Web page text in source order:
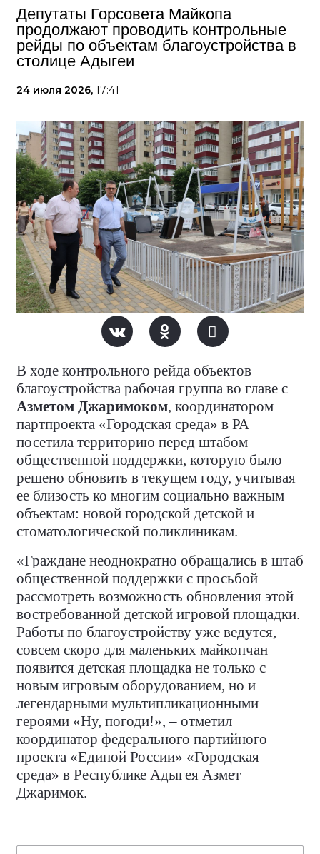
Депутаты Горсовета Майкопа
продолжают проводить контрольные
рейды по объектам благоустройства в
столице Адыгеи
24 июля 2026, 17:41
В ходе контрольного рейда объектов
благоустройства рабочая группа во главе с
Азметом Джаримоком, координатором
партпроекта «Городская среда» в РА
посетила территорию перед штабом
общественной поддержки, которую было
решено обновить в текущем году, учитывая
ее близость ко многим социально важным
объектам: новой городской детской и
стоматологической поликлиникам.
«Граждане неоднократно обращались в штаб
общественной поддержки с просьбой
рассмотреть возможность обновления этой
востребованной детской игровой площадки.
Работы по благоустройству уже ведутся,
совсем скоро для маленьких майкопчан
появится детская площадка не только с
новым игровым оборудованием, но и
легендарными мультипликационными
героями «Ну, погоди!», – отметил
координатор федерального партийного
проекта «Единой России» «Городская
среда» в Республике Адыгея Азмет
Джаримок.